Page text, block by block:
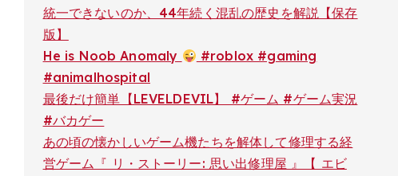
統一できないのか、44年続く混乱の歴史を解説【保存
版】
He is Noob Anomaly
#roblox #gaming
#animalhospital
最後だけ簡単【LEVELDEVIL】 #ゲーム #ゲーム実況
#バカゲー
あの頃の懐かしいゲーム機たちを解体して修理する経
営ゲーム『 リ・ストーリー: 思い出修理屋 』【 エビ